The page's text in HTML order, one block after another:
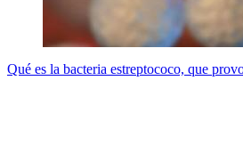
Qué es la bacteria estreptococo, que